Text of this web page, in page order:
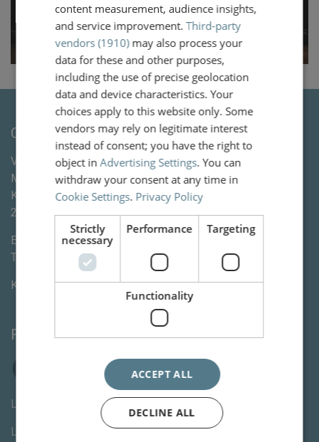
Contact
Van Wassenaer Wytema Letselschade Advocaten &
Mediation
Kleine Houtweg 113
2012CE
Haarlem
E-mail:
info@vanww.nl
Tel:
+3123 820 06 90
KvK: 80846254
Follow us
Letselschade advocaat Den Haag
Letselschade advocaat Rotterdam
content measurement, audience insights,
and service improvement.Third-party
vendors (1910)may also process your
data for these and other purposes,
including the use of precise geolocation
data and device characteristics. Your
choices apply to this website only. Some
vendors may rely on legitimate interest
instead of consent; you have the right to
object inAdvertising Settings. You can
withdraw your consent at any time in
Cookie Settings. Privacy Policy
Strictly
necessary
Performance Targeting
Functionality
ACCEPT ALL
DECLINE ALL